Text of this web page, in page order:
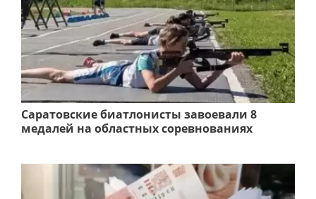
Саратовские биатлонисты завоевали 8
медалей на областных соревнованиях